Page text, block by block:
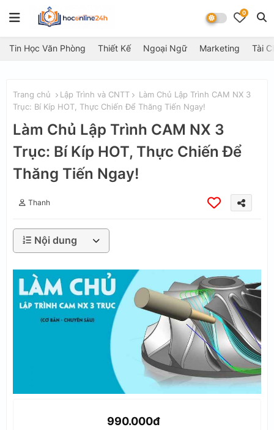
0
Tin Học Văn Phòng Thiết Kế Ngoại Ngữ Marketing Tài
Trang chủ Lập Trình và CNTT
Làm Chủ Lập Trình CAM NX 3
Trục: Bí Kíp HOT, Thực Chiến Để Thăng Tiến Ngay!
Làm Chủ Lập Trình CAM NX 3
Trục: Bí Kíp HOT, Thực Chiến Để
Thăng Tiến Ngay!
Thanh
Nội dung
990.000đ